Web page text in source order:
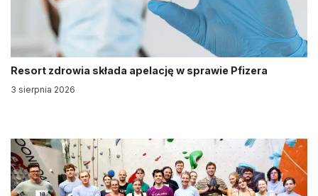
Resort zdrowia składa apelację w sprawie Pfizera
3 sierpnia 2026